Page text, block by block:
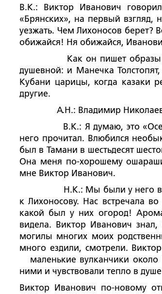
В.К.: Виктор Иванович
«Брянских», на первый взгляд,
уезжать. Чем Лихоносов
обижайся! Ня обижайся,
Как он пишет образы
душевной: и Манечка
Кубани царицы, когда казаки
другие.
А.Н.: Владимир Николаевич,
В.К.: Я думаю, это «Осень в
него прочитал. Влюбился
был в Тамани в шестьдесят
Она меня по-хорошему
мне Виктор Иванович.
Н.К.: Мы были у него в
к Лихоносову. Нас встречала
какой был у них огород!
видела. Виктор Иванович
могилы многих моих
много ездили, смотрели.
маленькие вулканчики около
ними и чувствовали тепло в
Виктор Иванович по-новому